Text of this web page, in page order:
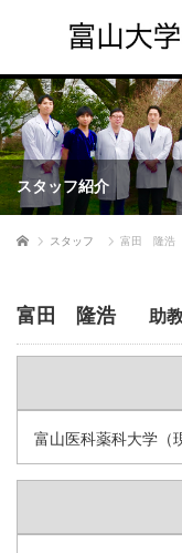
スタッフ紹介
ホーム スタッフ 富田 隆浩
富田 隆浩 助
富山医科薬科大学（